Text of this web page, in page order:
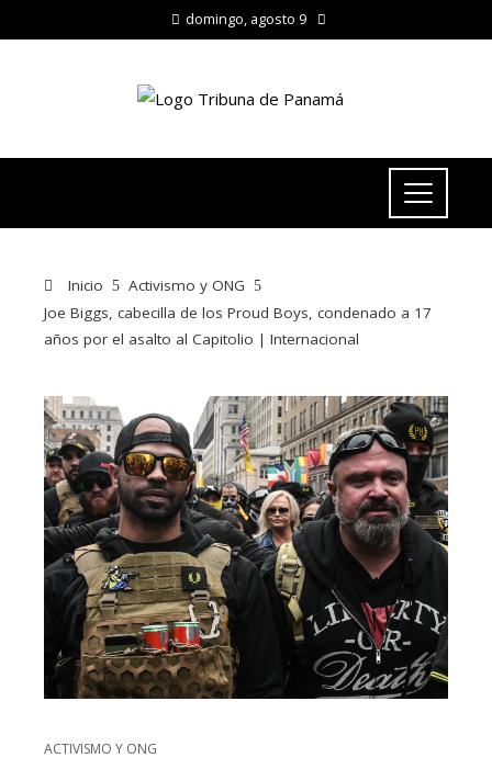
domingo, agosto 9
Inicio
Activismo y ONG
Joe Biggs, cabecilla de los Proud Boys, condenado a 17
años por el asalto al Capitolio | Internacional
ACTIVISMO Y ONG